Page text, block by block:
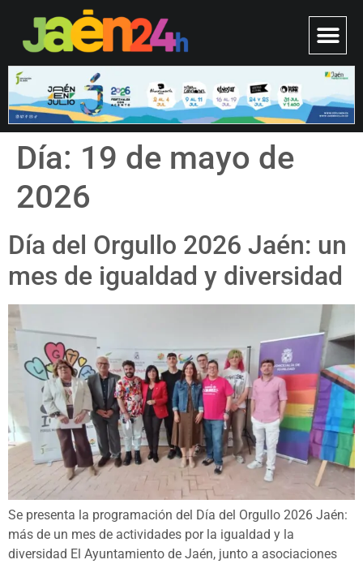
Día: 19 de mayo de
2026
Día del Orgullo 2026 Jaén: un
mes de igualdad y diversidad
Se presenta la programación del Día del Orgullo 2026 Jaén:
más de un mes de actividades por la igualdad y la
diversidad El Ayuntamiento de Jaén, junto a asociaciones